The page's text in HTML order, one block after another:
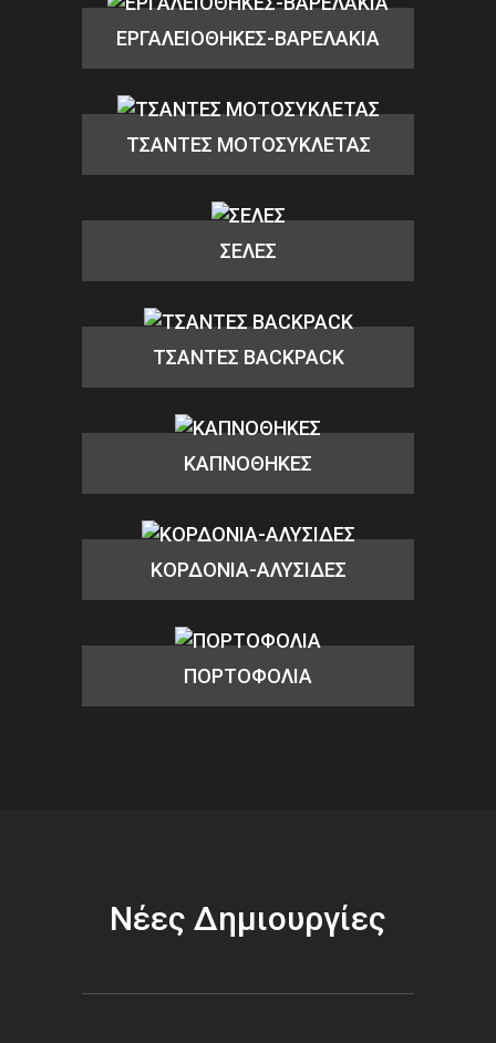
ΕΡΓΑΛΕΙΟΘΗΚΕΣ-ΒΑΡΕΛΑΚΙΑ
ΤΣΑΝΤΕΣ ΜΟΤΟΣΥΚΛΕΤΑΣ
ΣΕΛΕΣ
ΤΣΑΝΤΕΣ BACKPACK
ΚΑΠΝΟΘΗΚΕΣ
ΚΟΡΔΟΝΙΑ-ΑΛΥΣΙΔΕΣ
ΠΟΡΤΟΦΟΛΙΑ
Νέες Δημιουργίες